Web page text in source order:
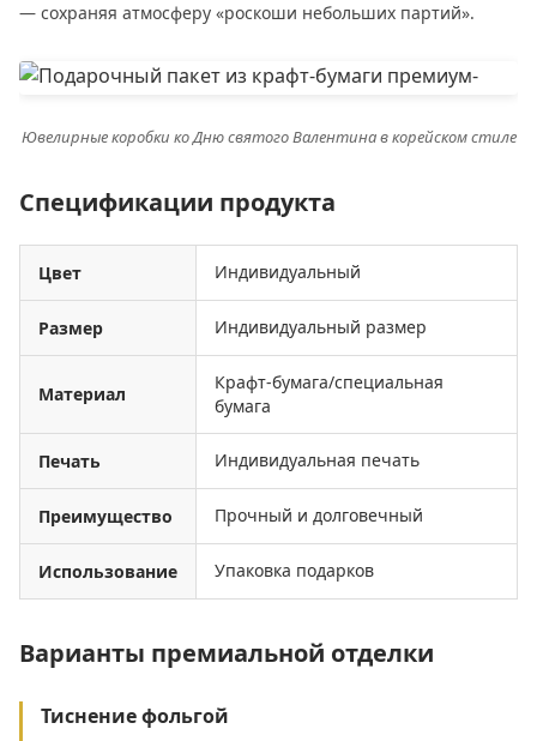
— сохраняя атмосферу «роскоши небольших партий».
Ювелирные коробки ко Дню святого Валентина в корейском стиле
Спецификации продукта
Цвет Индивидуальный
Размер Индивидуальный размер
Материал
Крафт-бумага/специальная
бумага
Печать Индивидуальная печать
Преимущество Прочный и долговечный
Использование Упаковка подарков
Варианты премиальной отделки
Тиснение фольгой